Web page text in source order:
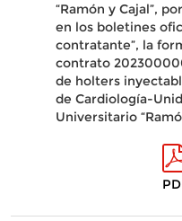
“Ramón y Cajal”,
en los boletines
contratante”, la
contrato
de holters
de Cardiología-
Universitario